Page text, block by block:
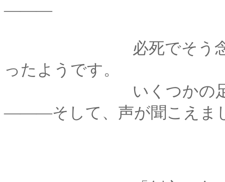
―――
必死でそう念じてい
ったようです。
いくつかの足音が大
―――そして、声が聞こえま